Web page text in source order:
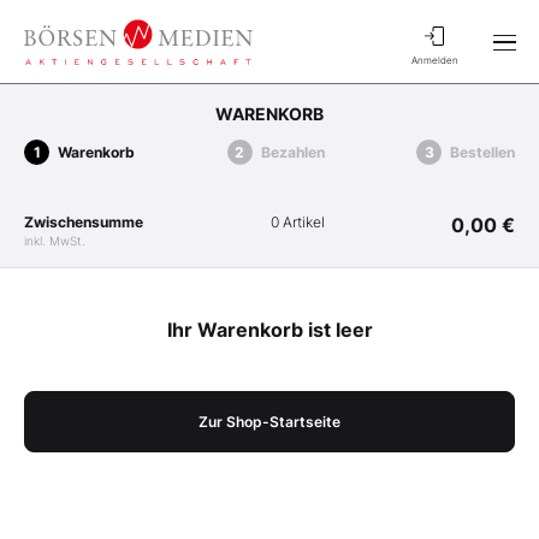
Anmelden
WARENKORB
Warenkorb Bezahlen Bestellen
Zwischensumme
inkl. MwSt.
0 Artikel 0,00 €
Ihr Warenkorb ist leer
Zur Shop-Startseite